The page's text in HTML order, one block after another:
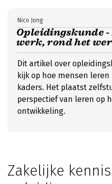
Opleidingskunde -
werk, rond het
Nico Jong
Dit artikel over
kijk op hoe mensen
kaders. Het plaatst
perspectief van leren op
ontwikkeling.
Zakelijke